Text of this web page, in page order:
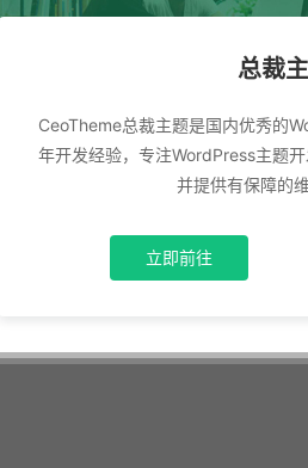
总裁
CeoTheme总裁主题是国内优秀的
年开发经验，专注WordPress主题
并提供有保障的
立即前往